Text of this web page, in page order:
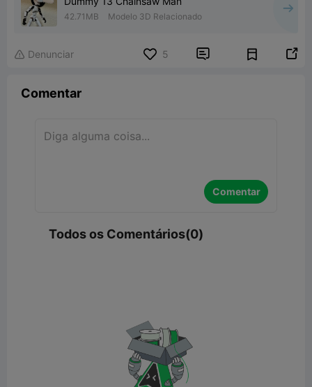
42.71MB Modelo 3D Relacionado
 Denunciar 5  
Comentar
Comentar
Todos os Comentários(0)